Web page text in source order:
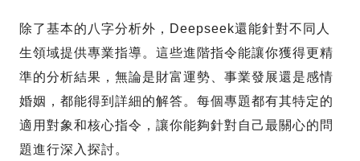
除了基本的八字分析外，Deepseek還能針對不同人
生領域提供專業指導。這些進階指令能讓你獲得更精
準的分析結果，無論是財富運勢、事業發展還是感情
婚姻，都能得到詳細的解答。每個專題都有其特定的
適用對象和核心指令，讓你能夠針對自己最關心的問
題進行深入探討。